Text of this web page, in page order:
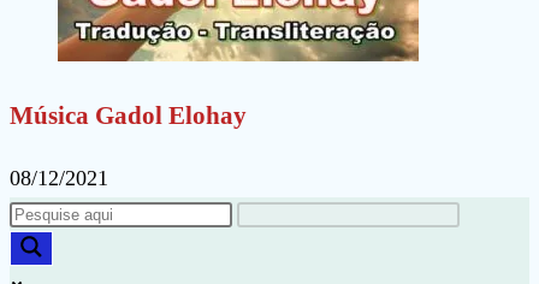
Música Gadol Elohay
08/12/2021